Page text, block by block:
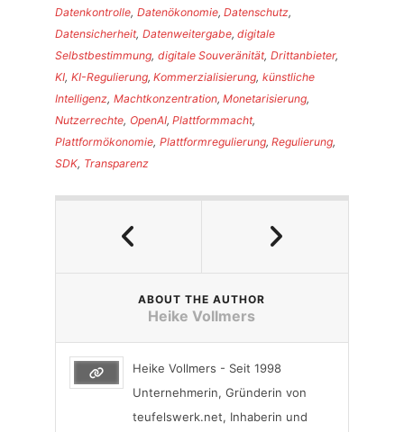
Datenkontrolle, Datenökonomie,Datenschutz,
Datensicherheit, Datenweitergabe,digitale
Selbstbestimmung, digitale Souveränität,Drittanbieter,
KI, KI-Regulierung,Kommerzialisierung,künstliche
Intelligenz, Machtkonzentration,Monetarisierung,
Nutzerrechte, OpenAI,Plattformmacht,
Plattformökonomie, Plattformregulierung,Regulierung,
SDK, Transparenz
ABOUT THE AUTHOR
Heike Vollmers
Heike Vollmers - Seit 1998
Unternehmerin, Gründerin von
teufelswerk.net, Inhaberin und